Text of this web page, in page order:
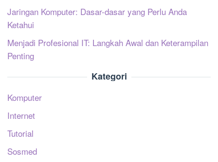
Jaringan Komputer: Dasar-dasar yang Perlu Anda
Ketahui
Menjadi Profesional IT: Langkah Awal dan Keterampilan
Penting
Kategori
Komputer
Internet
Tutorial
Sosmed